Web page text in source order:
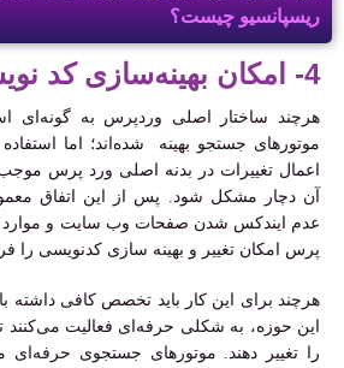
ریسپانسیو چیست؟
4- امکان بهینه‌سازی کد نویسی
هرچند ساختار اصلی وردپرس به گونه‌ای
موتورهای جستجو بهینه شده‌اند؛ اما
اعمال تغییرات در بدنه اصلی ورد پرس
آن دچار مشکل شود. پس از این اتفاق
عدم ایندکس شدن صفحات وب سایت و موارد
پرس امکان تغییر و بهینه سازی کدنویسی را
هرچند برای این کار باید تخصص کافی داشته
این حوزه، به شکلی حرفه‌ای فعالیت
را تغییر دهند. موتورهای جستجوی